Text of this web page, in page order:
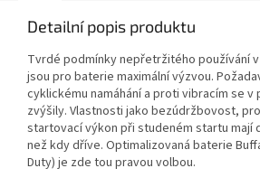
Detailní popis produktu
Tvrdé podmínky nepřetržitého používání
jsou pro baterie maximální výzvou.
cyklickému namáhání a proti vibracím se v
zvýšily. Vlastnosti jako bezúdržbovost,
startovací výkon při studeném startu mají
než kdy dříve. Optimalizovaná baterie
Duty) je zde tou pravou volbou.